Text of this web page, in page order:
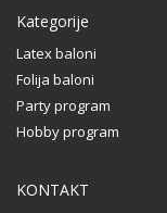
Kategorije
Latex baloni
Folija baloni
Party program
Hobby program
KONTAKT